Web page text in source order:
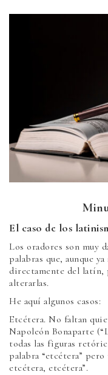
El caso de los
Los oradores son muy
palabras que, aunque
directamente del latín,
alterarlas.
He aquí algunos casos:
Etcétera. No faltan
Napoleón Bonaparte
todas las figuras
palabra “etcétera”
etcétera, etcétera”.